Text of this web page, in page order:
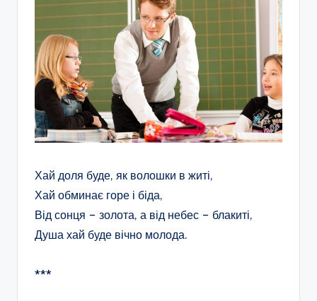
Хай доля буде, як волошки в житі,
Хай обминає горе і біда,
Від сонця – золота, а від небес – блакиті,
Душа хай буде вічно молода.
***